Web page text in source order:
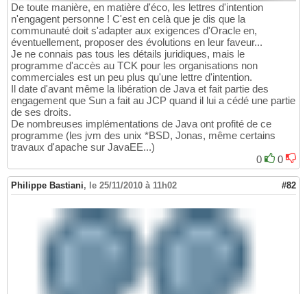
De toute manière, en matière d'éco, les lettres d'intention
n'engagent personne ! C'est en celà que je dis que la
communauté doit s'adapter aux exigences d'Oracle en,
éventuellement, proposer des évolutions en leur faveur...
Je ne connais pas tous les détails juridiques, mais le
programme d'accès au TCK pour les organisations non
commerciales est un peu plus qu'une lettre d'intention.
Il date d'avant même la libération de Java et fait partie des
engagement que Sun a fait au JCP quand il lui a cédé une partie
de ses droits.
De nombreuses implémentations de Java ont profité de ce
programme (les jvm des unix *BSD, Jonas, même certains
travaux d'apache sur JavaEE...)
0
0
Philippe Bastiani, le 25/11/2010 à 11h02 #82